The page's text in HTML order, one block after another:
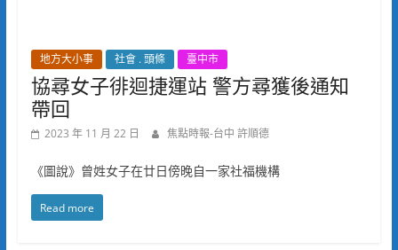
地方大小事 社會 . 頭條 臺中市
協尋女子徘迴捷運站 警方尋獲後通知
帶回
2023 年 11 月 22 日 焦點時報-台中 許順德
《圖說》曾姓女子在廿日傍晚自一家社福機構
Read more